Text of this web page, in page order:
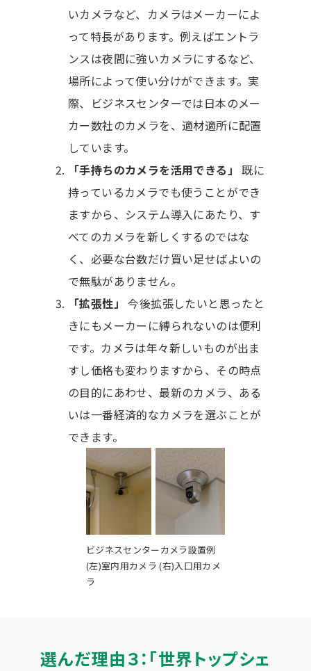
いカメラなど、カメラはメーカーによ
って特長があります。例えばエントラ
ンスは夜間に強いカメラにするなど、
場所によって使い分けができます。実
際、ビジネスセンターでは日本のメー
カー数社のカメラを、適材適所に配置
しています。
「手持ちのカメラを活用できる」 既に
持っているカメラでも使うことができ
ますから、システム導入にあたり、す
べてのカメラを新しくするのではな
く、必要な台数だけ買い足せばよいの
で無駄がありません。
「拡張性」 今後拡張したいと思ったと
きにもメーカーに縛られないのは便利
です。カメラは年々新しいものが出ま
すし価格も変わりますから、その時点
の目的にあわせ、最新のカメラ、ある
いは一番経済的なカメラを選ぶことが
できます。
ビジネスセンターカメラ設置例
(左)室内用カメラ (右)入口用カメ
ラ
選んだ理由３：「世界トップシェ